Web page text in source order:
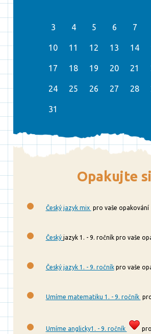
3 4 5 6 7
10 11 12 13 14
17 18 19 20 21
24 25 26 27 28
31
Opakujte si
Český jazyk mix pro vaše opakování
Český jazyk 1. - 9. ročník pro vaše
Český jazyk 1. - 9. ročníkpro vaše
Umíme matematiku 1. - 9. ročník
Umíme anglicky1. - 9. ročník